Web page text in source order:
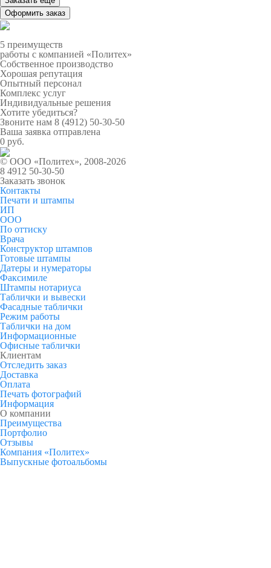
Оформить заказ
5 преимуществ
работы с компанией «Политех»
Собственное производство
Хорошая репутация
Опытный персонал
Комплекс услуг
Индивидуальные решения
Хотите убедиться?
Звоните нам 8 (4912) 50-30-50
Ваша заявка отправлена
0 руб.
© ООО «Политех», 2008-2026
8 4912 50-30-50
Заказать звонок
Контакты
Печати и штампы
ИП
ООО
По оттиску
Врача
Конструктор штампов
Готовые штампы
Датеры и нумераторы
Факсимиле
Штампы нотариуса
Таблички и вывески
Фасадные таблички
Режим работы
Таблички на дом
Информационные
Офисные таблички
Клиентам
Отследить заказ
Доставка
Оплата
Печать фотографий
Информация
О компании
Преимущества
Портфолио
Отзывы
Компания «Политех»
Выпускные фотоальбомы